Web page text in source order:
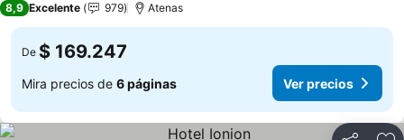
8,9 Excelente 979 Atenas
De $ 169.247
Mira precios de 6 páginas Ver precios